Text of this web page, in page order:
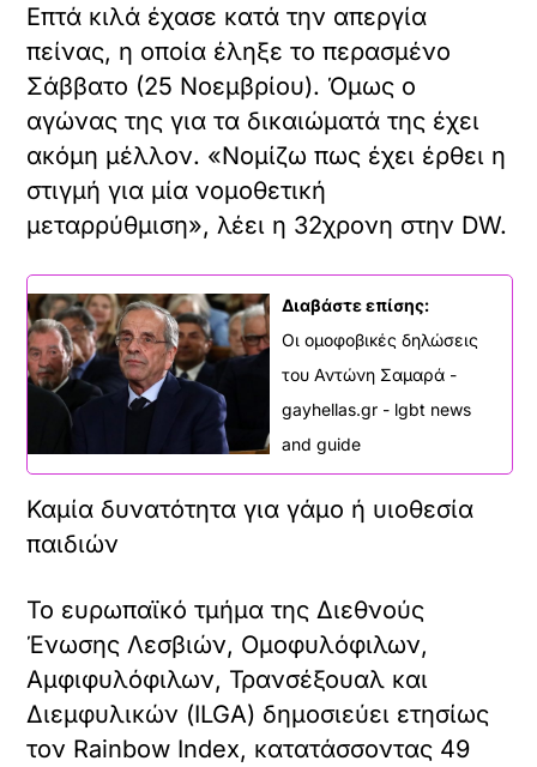
Επτά κιλά έχασε κατά την απεργία
πείνας, η οποία έληξε το περασμένο
Σάββατο (25 Νοεμβρίου). Όμως ο
αγώνας της για τα δικαιώματά της έχει
ακόμη μέλλον. «Νομίζω πως έχει έρθει η
στιγμή για μία νομοθετική
μεταρρύθμιση», λέει η 32χρονη στην DW.
Διαβάστε επίσης:
Οι ομοφοβικές δηλώσεις
του Αντώνη Σαμαρά -
gayhellas.gr - lgbt news
and guide
Καμία δυνατότητα για γάμο ή υιοθεσία
παιδιών
Το ευρωπαϊκό τμήμα της Διεθνούς
Ένωσης Λεσβιών, Ομοφυλόφιλων,
Αμφιφυλόφιλων, Τρανσέξουαλ και
Διεμφυλικών (ILGA) δημοσιεύει ετησίως
τον Rainbow Index, κατατάσσοντας 49